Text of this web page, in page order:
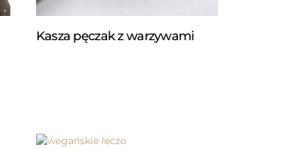
Kasza pęczak z warzywami